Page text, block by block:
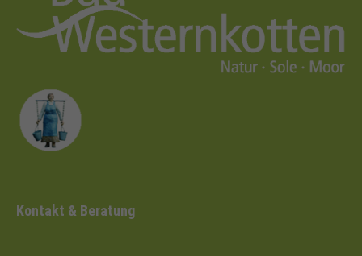
Kontakt & Beratung